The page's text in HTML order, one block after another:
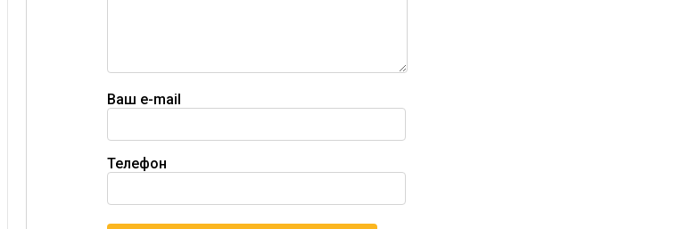
Ваш e-mail
Телефон